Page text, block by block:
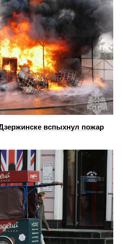
вспыхнул пожар